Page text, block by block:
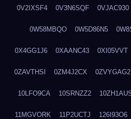
0V2IXSF4 0V3N6SQF 0VJAC930
0W58MBQO 0W5D86N5
0X4GG1J6 0XAANC43 0XI05VVT
0ZAVTHSI 0ZM4J2CX 0ZVYGAG2
10LFO9CA 10SRNZZ2
11MGVORK 11P2UCTJ 126I93O6